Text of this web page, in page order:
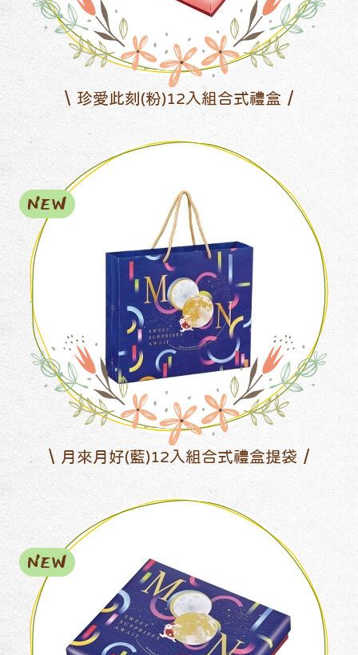
珍愛此刻(粉)12入組合式禮盒
月來月好(藍)12入組合式禮盒提袋
NEW
NEW